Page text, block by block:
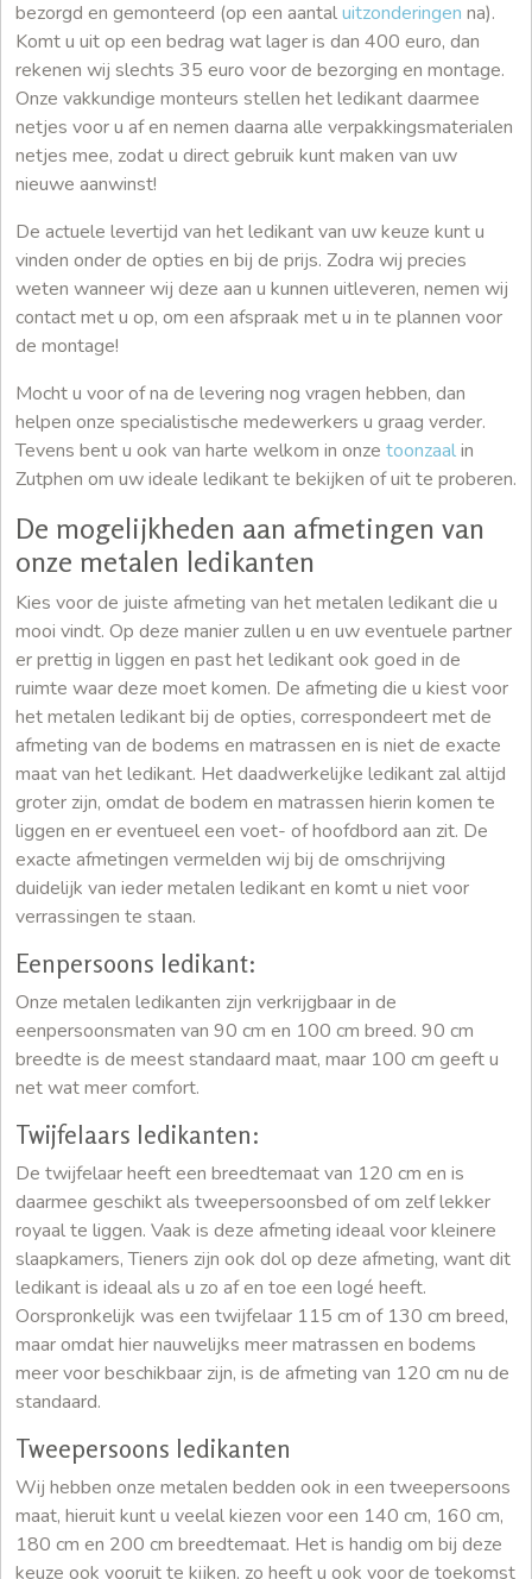
bezorgd en gemonteerd (op een aantaluitzonderingen na).
Komt u uit op een bedrag wat lager is dan 400 euro, dan
rekenen wij slechts 35 euro voor de bezorging en montage.
Onze vakkundige monteurs stellen het ledikant daarmee
netjes voor u af en nemen daarna alle verpakkingsmaterialen
netjes mee, zodat u direct gebruik kunt maken van uw
nieuwe aanwinst!
De actuele levertijd van het ledikant van uw keuze kunt u
vinden onder de opties en bij de prijs. Zodra wij precies
weten wanneer wij deze aan u kunnen uitleveren, nemen wij
contact met u op, om een afspraak met u in te plannen voor
de montage!
Mocht u voor of na de levering nog vragen hebben, dan
helpen onze specialistische medewerkers u graag verder.
Tevens bent u ook van harte welkom in onze toonzaalin
Zutphen om uw ideale ledikant te bekijken of uit te proberen.
De mogelijkheden aan afmetingen van
onze metalen ledikanten
Kies voor de juiste afmeting van het metalen ledikant die u
mooi vindt. Op deze manier zullen u en uw eventuele partner
er prettig in liggen en past het ledikant ook goed in de
ruimte waar deze moet komen. De afmeting die u kiest voor
het metalen ledikant bij de opties, correspondeert met de
afmeting van de bodems en matrassen en is niet de exacte
maat van het ledikant. Het daadwerkelijke ledikant zal altijd
groter zijn, omdat de bodem en matrassen hierin komen te
liggen en er eventueel een voet- of hoofdbord aan zit. De
exacte afmetingen vermelden wij bij de omschrijving
duidelijk van ieder metalen ledikant en komt u niet voor
verrassingen te staan.
Eenpersoons ledikant:
Onze metalen ledikanten zijn verkrijgbaar in de
eenpersoonsmaten van 90 cm en 100 cm breed. 90 cm
breedte is de meest standaard maat, maar 100 cm geeft u
net wat meer comfort.
Twijfelaars ledikanten:
De twijfelaar heeft een breedtemaat van 120 cm en is
daarmee geschikt als tweepersoonsbed of om zelf lekker
royaal te liggen. Vaak is deze afmeting ideaal voor kleinere
slaapkamers, Tieners zijn ook dol op deze afmeting, want dit
ledikant is ideaal als u zo af en toe een logé heeft.
Oorspronkelijk was een twijfelaar 115 cm of 130 cm breed,
maar omdat hier nauwelijks meer matrassen en bodems
meer voor beschikbaar zijn, is de afmeting van 120 cm nu de
standaard.
Tweepersoons ledikanten
Wij hebben onze metalen bedden ook in een tweepersoons
maat, hieruit kunt u veelal kiezen voor een 140 cm, 160 cm,
180 cm en 200 cm breedtemaat. Het is handig om bij deze
keuze ook vooruit te kijken, zo heeft u ook voor de toekomst